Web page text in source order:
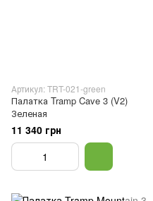
Артикул: TRT-021-green
Палатка Tramp Cave 3 (V2)
Зеленая
11 340 грн